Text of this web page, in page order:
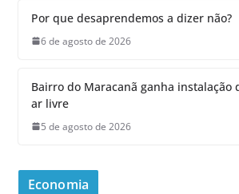
Por que desaprendemos a dizer não?
6 de agosto de 2026
Bairro do Maracanã ganha instalação
ar livre
5 de agosto de 2026
Economia